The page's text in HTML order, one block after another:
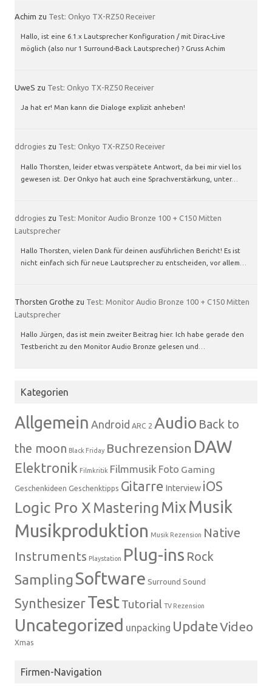
Achim zu Test: Onkyo TX-RZ50 Receiver
Hallo, ist eine 6.1.x Lautsprecher Konfiguration / mit Dirac-Live
möglich (also nur 1 Surround-Back Lautsprecher) ? Gruss Achim
UweS zu Test: Onkyo TX-RZ50 Receiver
Ja hat er! Man kann die Dialoge explizit anheben!
ddrogies zu Test: Onkyo TX-RZ50 Receiver
Hallo Thorsten, leider etwas verspätete Antwort, da bei mir viel los
gewesen ist. Der Onkyo hat auch eine Sprachverstärkung, unter…
ddrogies zu Test: Monitor Audio Bronze 100 + C150 Mitten
Lautsprecher
Hallo Thorsten, vielen Dank für deinen ausführlichen Bericht! Es ist
nicht einfach sich für neue Lautsprecher zu entscheiden, vor allem…
Thorsten Grothe zu Test: Monitor Audio Bronze 100 + C150 Mitten
Lautsprecher
Hallo Jürgen, das ist mein zweiter Beitrag hier. Ich habe gerade den
Testbericht zu den Monitor Audio Bronze gelesen und…
Kategorien
Allgemein Android ARC 2 Audio Back to
the moon Black Friday Buchrezension DAW
Elektronik Filmkritik Filmmusik Foto Gaming
Geschenkideen Geschenktipps Gitarre Interview iOS
Logic Pro X Mastering Mix Musik
Musikproduktion Musik Rezension Native
Instruments Playstation Plug-ins Rock
Sampling Software Surround Sound
SynthesizerTest Tutorial TV Rezension
Uncategorized unpacking UpdateVideo
Xmas
Firmen-Navigation